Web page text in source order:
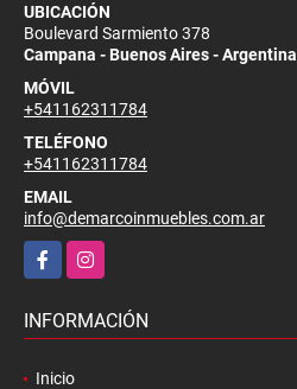
UBICACIÓN
Boulevard Sarmiento 378
Campana - Buenos Aires - Argentina
MÓVIL
+541162311784
TELÉFONO
+541162311784
EMAIL
info@demarcoinmuebles.com.ar
FacebookInstagram
INFORMACIÓN
Inicio